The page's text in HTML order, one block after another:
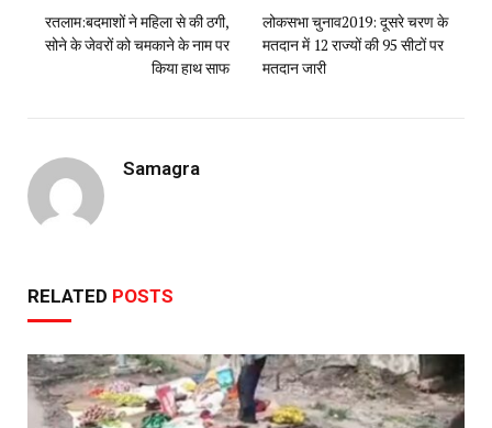
रतलाम:बदमाशों ने महिला से की ठगी,
सोने के जेवरों को चमकाने के नाम पर
किया हाथ साफ
लोकसभा चुनाव2019: दूसरे चरण के
मतदान में 12 राज्यों की 95 सीटों पर
मतदान जारी
Samagra
RELATED POSTS